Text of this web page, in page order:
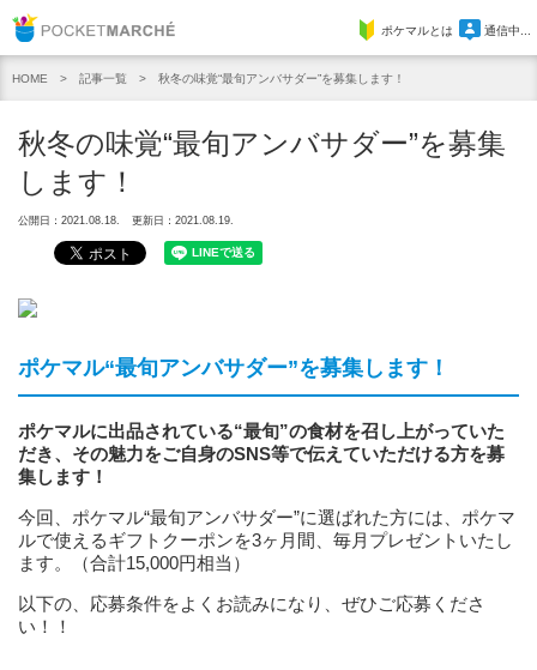
Pocket Marcheポケマルとは 通信中...
HOME 記事一覧 秋冬の味覚“最旬アンバサダー”を募集します！
秋冬の味覚“最旬アンバサダー”を募集
します！
公開日：2021.08.18. 更新日：2021.08.19.
ポケマル“最旬アンバサダー”を募集します！
ポケマルに出品されている“最旬”の食材を召し上がっていた
だき、その魅力をご自身のSNS等で伝えていただける方を募
集します！
今回、ポケマル“最旬アンバサダー”に選ばれた方には、ポケマ
ルで使えるギフトクーポンを3ヶ月間、毎月プレゼントいたし
ます。（合計15,000円相当）
以下の、応募条件をよくお読みになり、ぜひご応募くださ
い！！